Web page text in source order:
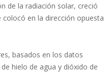
de la radiación solar, creció
en la dirección opuesta
basados ​​en los datos
hielo de agua y dióxido de